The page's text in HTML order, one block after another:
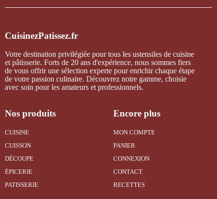
CuisinezPatissez.fr
Votre destination privilégiée pour tous les ustensiles de cuisine
et pâtisserie. Forts de 20 ans d'expérience, nous sommes fiers
de vous offrir une sélection experte pour enrichir chaque étape
de votre passion culinaire. Découvrez notre gamme, choisie
avec soin pour les amateurs et professionnels.
Nos produits
CUISINE
CUISSON
DÉCOUPE
ÉPICERIE
PATISSERIE
Encore plus
MON COMPTE
PANIER
CONNEXION
CONTACT
RECETTES